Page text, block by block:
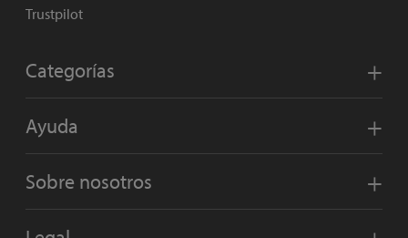
Trustpilot
Categorías
Ayuda
Sobre nosotros